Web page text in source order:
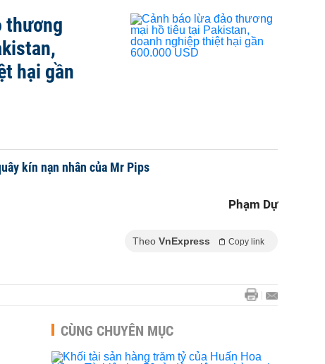
thương
hại gần
kín nạn nhân của Mr Pips
Phạm Dự
Theo VnExpress Copy link
CÙNG CHUYÊN MỤC